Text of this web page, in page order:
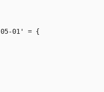
05-01' = {